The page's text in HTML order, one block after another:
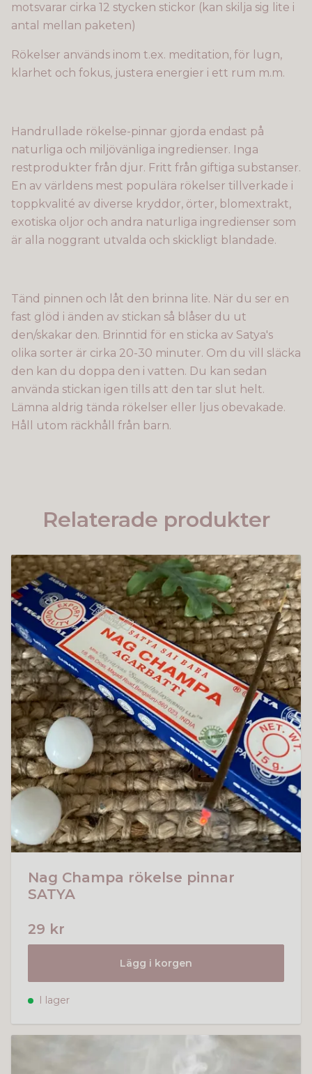
motsvarar cirka 12 stycken stickor (kan skilja sig lite i
antal mellan paketen)
Rökelser används inom t.ex. meditation, för lugn,
klarhet och fokus, justera energier i ett rum m.m.
Handrullade rökelse-pinnar gjorda endast på
naturliga och miljövänliga ingredienser. Inga
restprodukter från djur. Fritt från giftiga substanser.
En av världens mest populära rökelser tillverkade i
toppkvalité av diverse kryddor, örter, blomextrakt,
exotiska oljor och andra naturliga ingredienser som
är alla noggrant utvalda och skickligt blandade.
Tänd pinnen och låt den brinna lite. När du ser en
fast glöd i änden av stickan så blåser du ut
den/skakar den. Brinntid för en sticka av Satya's
olika sorter är cirka 20-30 minuter. Om du vill släcka
den kan du doppa den i vatten. Du kan sedan
använda stickan igen tills att den tar slut helt.
Lämna aldrig tända rökelser eller ljus obevakade.
Håll utom räckhåll från barn.
Relaterade produkter
Nag Champa rökelse pinnar
SATYA
29 kr
Lägg i korgen
I lager